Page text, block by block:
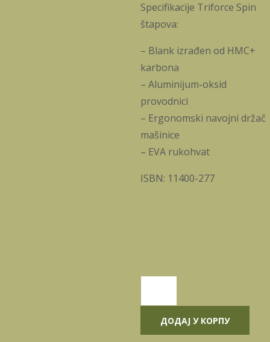
Specifikacije Triforce Spin
štapova:
– Blank izrađen od HMC+
karbona
– Aluminijum-oksid
provodnici
– Ergonomski navojni držač
mašinice
– EVA rukohvat
ISBN: 11400-277
2.70m
30-
ДОДАЈ У КОРПУ